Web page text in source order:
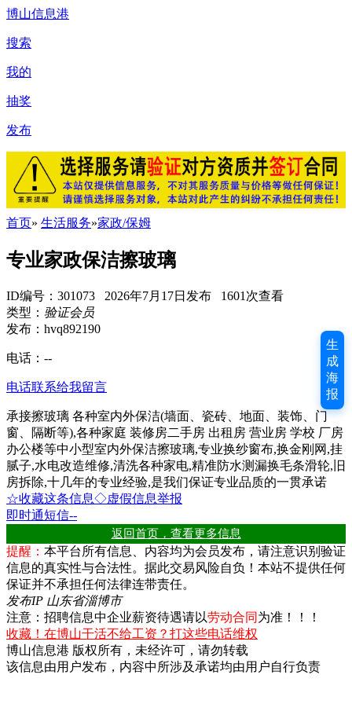
博山信息港
搜索
我的
抽奖
发布
首页» 生活服务»家政/保姆
专业家政保洁擦玻璃
ID编号：301073 2026年7月17日发布 1601次查看
类型： 验证会员
发布：hvq892190
电话： --
电话联系给我留言
承接擦玻璃 各种室内外保洁(墙面、瓷砖、地面、装饰、门
窗、隔断等),各种家庭 装修房二手房 出租房 营业房 学校 厂房
办公楼等中小型室内外保洁擦玻璃,专业换纱窗布,换金刚网,挂
腻子,水电改造维修,清洗各种家电,精准防水测漏换毛条滑轮,旧
房拆除,十几年的专业经验,是我们保证专业品质的一贯承诺
☆收藏这条信息◇虚假信息举报
即时通短信--
返回首页，查看更多信息
提醒： 本平台所有信息、内容均为会员发布，请注意识别验证
信息的真实性与合法性。据此交易风险自负！本站不提供任何
保证并不承担任何法律连带责任。
发布IP 山东省淄博市
注意：招聘信息中企业薪资待遇请以劳动合同 为准！！！
收藏！在博山干活不给工资？打这些电话维权
博山信息港 版权所有，未经许可，请勿转载
该信息由用户发布，内容中所涉及承诺均由用户自行负责
生
成
海
报